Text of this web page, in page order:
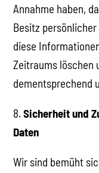
Annahme haben,
Besitz
diese
Zeitraums löschen
dementsprechend
8.Sicherheit und
Daten
Wir sind bemüht